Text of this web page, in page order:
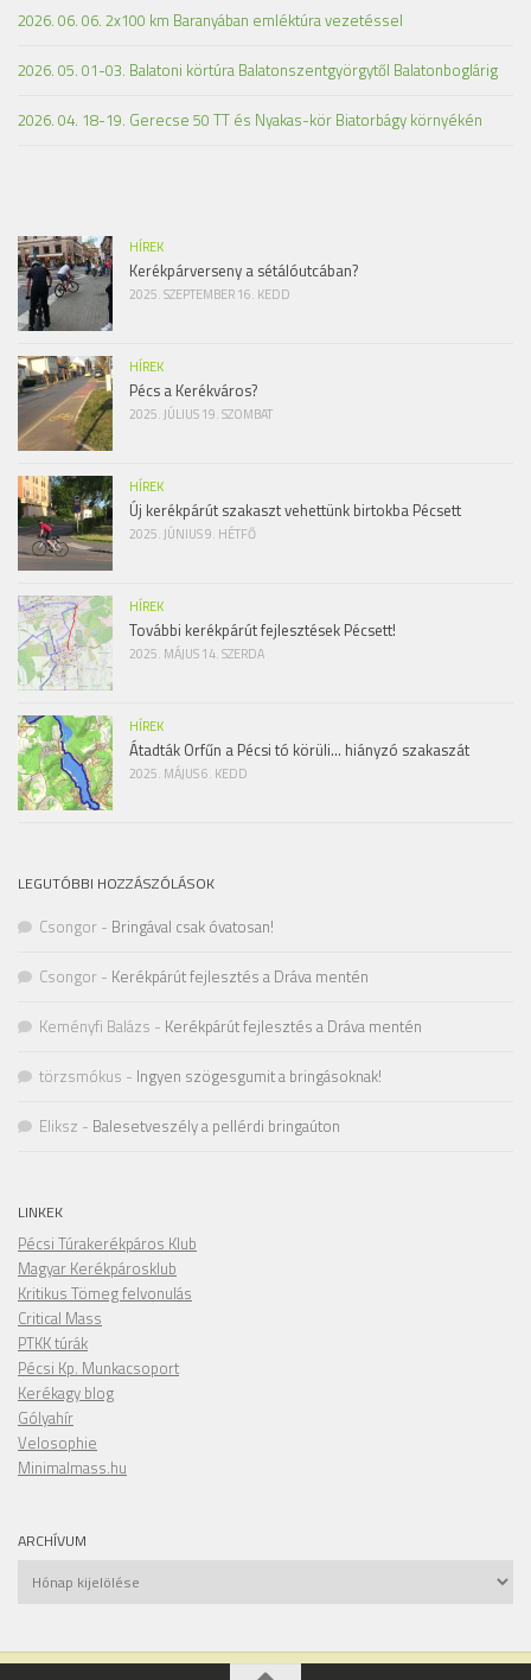
2026. 06. 06. 2x100 km Baranyában emléktúra vezetéssel
2026. 05. 01-03. Balatoni körtúra Balatonszentgyörgytől Balatonboglárig
2026. 04. 18-19. Gerecse 50 TT és Nyakas-kör Biatorbágy környékén
HÍREK
Kerékpárverseny a sétálóutcában?
2025. SZEPTEMBER 16. KEDD
HÍREK
Pécs a Kerékváros?
2025. JÚLIUS 19. SZOMBAT
HÍREK
Új kerékpárút szakaszt vehettünk birtokba Pécsett
2025. JÚNIUS 9. HÉTFŐ
HÍREK
További kerékpárút fejlesztések Pécsett!
2025. MÁJUS 14. SZERDA
HÍREK
Átadták Orfűn a Pécsi tó körüli… hiányzó szakaszát
2025. MÁJUS 6. KEDD
LEGUTÓBBI HOZZÁSZÓLÁSOK
Csongor - Bringával csak óvatosan!
Csongor - Kerékpárút fejlesztés a Dráva mentén
Keményfi Balázs - Kerékpárút fejlesztés a Dráva mentén
törzsmókus - Ingyen szögesgumit a bringásoknak!
Eliksz - Balesetveszély a pellérdi bringaúton
LINKEK
Pécsi Túrakerékpáros Klub
Magyar Kerékpárosklub
Kritikus Tömeg felvonulás
Critical Mass
PTKK túrák
Pécsi Kp. Munkacsoport
Kerékagy blog
Gólyahír
Velosophie
Minimalmass.hu
ARCHÍVUM
Archívum